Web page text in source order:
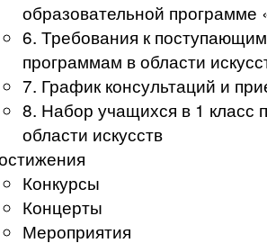
образовательной программе
6. Требования к
программам в области
7. График консультаций и
8. Набор учащихся в 1
области искусств
Конкурсы
Концерты
Мероприятия